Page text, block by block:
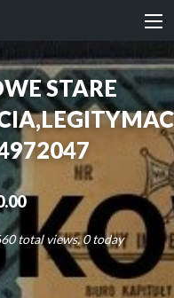
STARE
total views, 0 today